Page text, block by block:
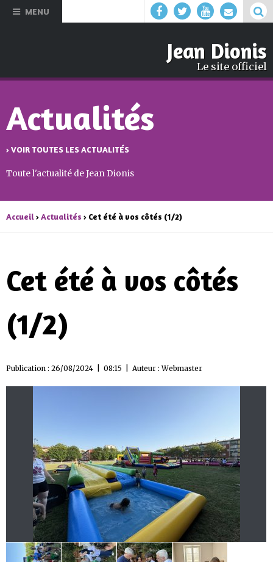
MENU
Jean Dionis
Le site officiel
Actualités
› VOIR TOUTES LES ACTUALITÉS
Toute l'actualité de Jean Dionis
Accueil›Actualités › Cet été à vos côtés (1/2)
Cet été à vos côtés
(1/2)
Publication : 26/08/2024 | 08:15 | Auteur :Webmaster